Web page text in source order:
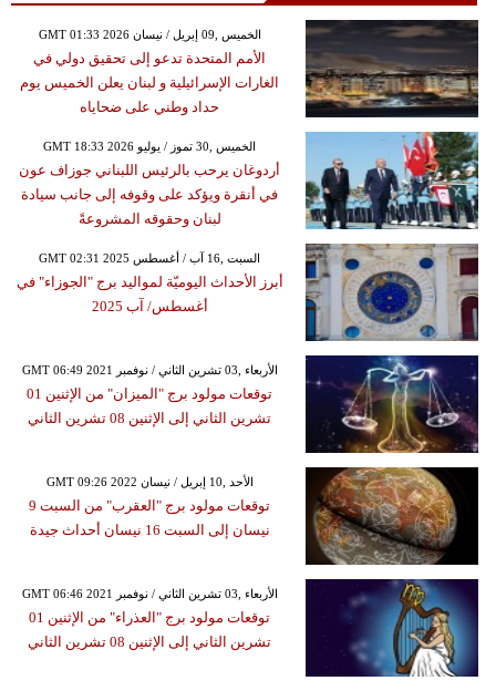
GMT 01:33 2026 الخميس ,09 إبريل / نيسان
الأمم المتحدة تدعو إلى تحقيق دولي في
الغارات الإسرائيلية و لبنان يعلن الخميس يوم
حداد وطني على ضحاياه
GMT 18:33 2026 الخميس ,30 تموز / يوليو
أردوغان يرحب بالرئيس اللبناني جوزاف عون
في أنقرة ويؤكد على وقوفه إلى جانب سيادة
لبنان وحقوقه المشروعةً
GMT 02:31 2025 السبت ,16 آب / أغسطس
أبرز الأحداث اليوميّة لمواليد برج "الجوزاء" في
أغسطس/ آب 2025
GMT 06:49 2021 الأربعاء ,03 تشرين الثاني / نوفمبر
توقعات مولود برج "الميزان" من الإثنين 01
تشرين الثاني إلى الإثنين 08 تشرين الثاني
GMT 09:26 2022 الأحد ,10 إبريل / نيسان
توقعات مولود برج "العقرب" من السبت 9
نيسان إلى السبت 16 نيسان أحداث جيدة
GMT 06:46 2021 الأربعاء ,03 تشرين الثاني / نوفمبر
توقعات مولود برج "العذراء" من الإثنين 01
تشرين الثاني إلى الإثنين 08 تشرين الثاني